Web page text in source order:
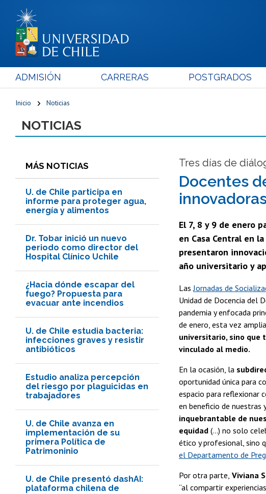
ADMISIÓN CARRERAS POSTGRADOS
Inicio Noticias
NOTICIAS
MÁS NOTICIAS
U. de Chile participa en
informe para proteger agua,
energía y alimentos
Dr. Tobar inició un nuevo
periodo como director del
Hospital Clínico Uchile
¿Hacia dónde escapar del
fuego? Propuesta para
evacuar ante incendios
U. de Chile estudia bacteria:
infecciones graves y resistir
antibióticos
Estudio analiza percepción
del riesgo por plaguicidas en
trabajadores
U. de Chile avanza en
implementación de su
primera Política de
Patrimoninio
U. de Chile presentó dashAI:
plataforma chilena de
Tres días de
Docentes
El 7, 8 y 9 de enero
en Casa Central en
presentaron
año universitario y
LasJornadas de
Unidad de Docencia del
pandemia y enfocada
de enero, esta vez
universitario, sino que
vinculado al medio.
En la ocasión, la
oportunidad única para
espacio para reflexionar
en beneficio de nuestras
inquebrantable de
equidad (...) no solo
ético y profesional, sino
el Departamento de
Por otra parte, Viviana
“al compartir